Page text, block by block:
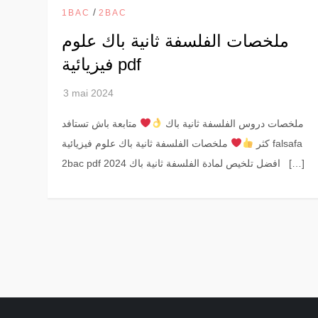
1BAC / 2BAC
ملخصات الفلسفة ثانية باك علوم
فيزيائية pdf
ملخصات دروس الفلسفة ثانية باك
متابعة باش تستافد
كثر
ملخصات الفلسفة ثانية باك علوم فيزيائية falsafa
2bac pdf افضل تلخيص لمادة الفلسفة ثانية باك 2024 […]